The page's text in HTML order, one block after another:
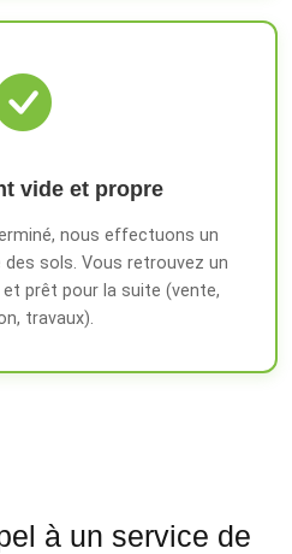
vide et propre
nous effectuons un
sols. Vous retrouvez un
et prêt pour la suite (vente,
travaux).
à un service de